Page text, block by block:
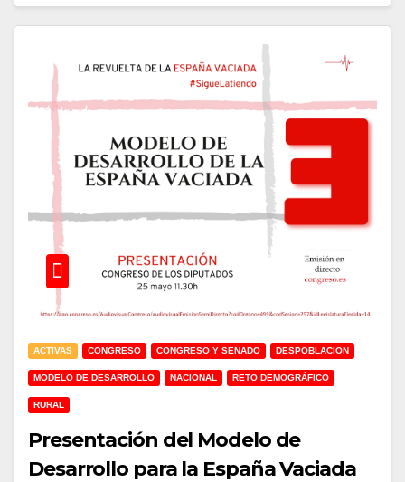
ACTIVAS CONGRESO CONGRESO Y SENADO DESPOBLACION
MODELO DE DESARROLLO NACIONAL RETO DEMOGRÁFICO
RURAL
Presentación del Modelo de
Desarrollo para la España Vaciada